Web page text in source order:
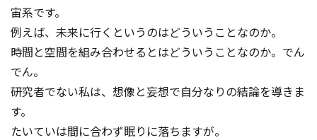
宙系です。
例えば、未来に行くというのはどういうことなのか。
時間と空間を組み合わせるとはどういうことなのか。でん
でん。
研究者でない私は、想像と妄想で自分なりの結論を導きま
す。
たいていは間に合わず眠りに落ちますが。